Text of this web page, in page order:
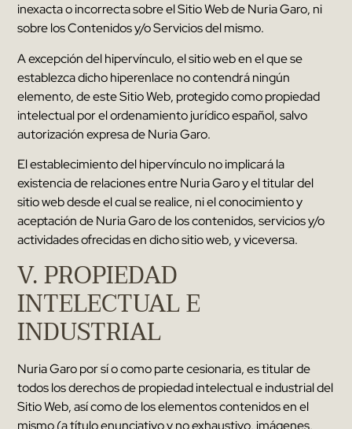
inexacta o incorrecta sobre el Sitio Web deNuria Garo, ni
sobre los Contenidos y/o Servicios del mismo.
A excepción del hipervínculo,el sitio web en el que se
establezca dicho hiperenlace no contendrá ningún
elemento,de este Sitio Web, protegido como propiedad
intelectual por el ordenamiento jurídico español,salvo
autorización expresa deNuria Garo.
El establecimiento del hipervínculo no implicará la
existencia de relaciones entreNuria Garoy el titular del
sitio web desde el cual se realice, ni el conocimiento y
aceptación deNuria Garode los contenidos,servicios y/o
actividades ofrecidas en dicho sitio web,y viceversa.
V.PROPIEDAD
INTELECTUAL E
INDUSTRIAL
Nuria Garopor sí o como parte cesionaria,es titular de
todos los derechos de propiedad intelectual e industrial del
Sitio Web,así como de los elementos contenidos en el
mismo(a título enunciativo y no exhaustivo, imágenes,